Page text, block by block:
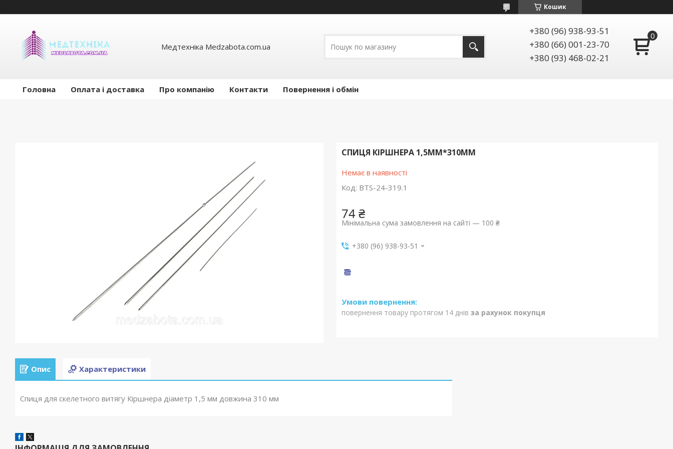
Кошик
Медтехніка Medzabota.com.ua
+380 (96) 938-93-51
+380 (66) 001-23-70
+380 (93) 468-02-21
Головна Оплата і доставка Про компанію Контакти Повернення і обмін
СПИЦЯ КІРШНЕРА 1,5ММ*310ММ
Немає в наявності
Код: BTS-24-319.1
74 ₴
Мінімальна сума замовлення на сайті — 100 ₴
+380 (96) 938-93-51
повернення товару протягом 14 днів за рахунок покупця
Опис Характеристики
Спиця для скелетного витягу Кіршнера діаметр 1,5 мм довжина 310 мм